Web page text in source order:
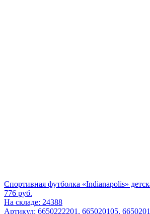
Спортивная футболка «Indianapolis»
776 руб.
На складе: 24388
Артикул: 6650222201, 665020105,